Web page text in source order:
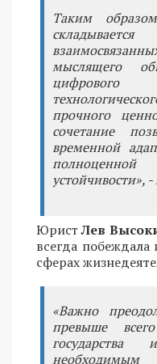
Таким
мыслящего
прочного
сочетание
временной
устойчивости», -
ЮристЛев
всегда побеждала
сферах
«Важно
превыше
государства
необходимым